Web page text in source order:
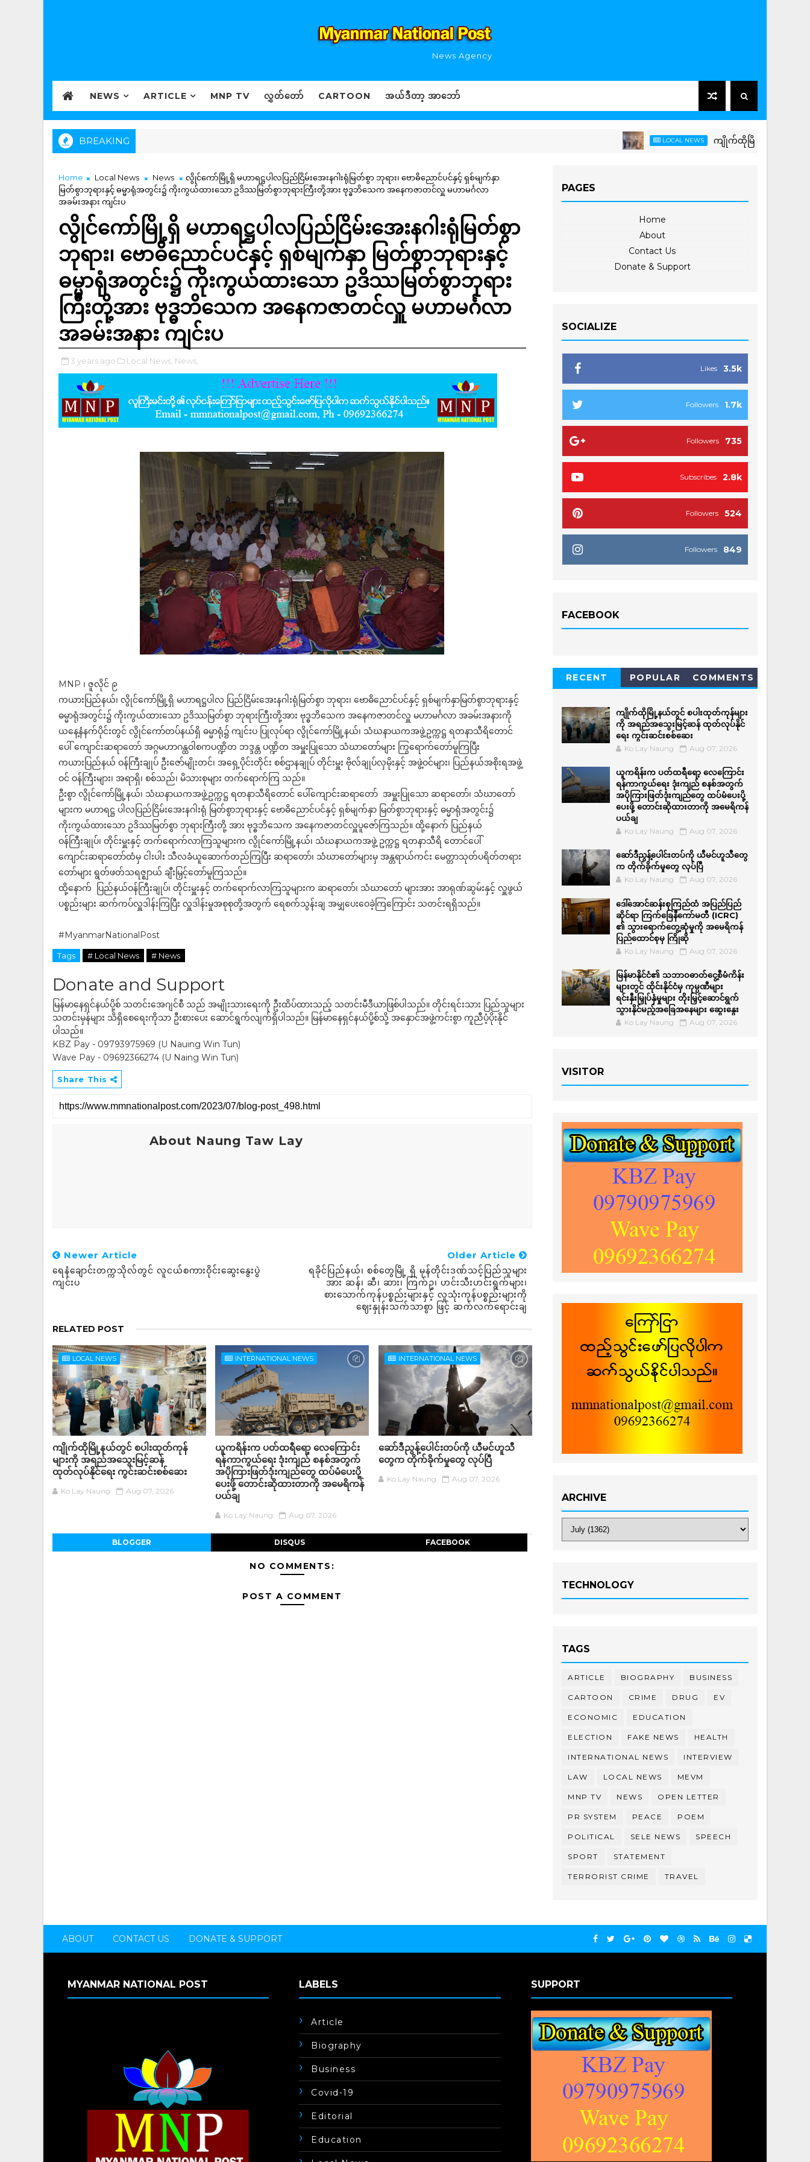
News Agency
NEWS ARTICLE MNP TV လွှတ်တော် CARTOON အယ်ဒီတာ့ အာဘော်
BREAKING LOCAL NEWS ကျိုက်ထိုမြို့နယ်တွင် စပါးထုတ်ကုန်
Home Local News News
လွိုင်ကော်မြို့ရှိ မဟာရဋ္ဌပါလပြည်ငြိမ်းအေးနဂါးရုံမြတ်စွာ ဘုရား၊ ဗောဓိညောင်ပင်နှင့် ရှစ်မျက်နှာ
မြတ်စွာဘုရားနှင့် ဓမ္မာရုံအတွင်း၌ ကိုးကွယ်ထားသော ဥဒိဿမြတ်စွာဘုရားကြီးတို့အား ဗုဒ္ဓဘိသေက အနေကဇာတင်လှူ မဟာမင်္ဂလာ
အခမ်းအနား ကျင်းပ
လွိုင်ကော်မြို့ရှိ မဟာရဋ္ဌပါလပြည်ငြိမ်းအေးနဂါးရုံမြတ်စွာ
ဘုရား၊ ဗောဓိညောင်ပင်နှင့် ရှစ်မျက်နှာ မြတ်စွာဘုရားနှင့်
ဓမ္မာရုံအတွင်း၌ ကိုးကွယ်ထားသော ဥဒိဿမြတ်စွာဘုရား
ကြီးတို့အား ဗုဒ္ဓဘိသေက အနေကဇာတင်လှူ မဟာမင်္ဂလာ
အခမ်းအနား ကျင်းပ
3 years ago Local News, News,
MNP ၊ ဇူလိုင် ၉
ကယားပြည်နယ်၊ လွိုင်ကော်မြို့ရှိ မဟာရဋ္ဌပါလ ပြည်ငြိမ်းအေးနဂါးရုံမြတ်စွာ ဘုရား၊ ဗောဓိညောင်ပင်နှင့် ရှစ်မျက်နှာမြတ်စွာဘုရားနှင့်
ဓမ္မာရုံအတွင်း၌ ကိုးကွယ်ထားသော ဥဒိဿမြတ်စွာ ဘုရားကြီးတို့အား ဗုဒ္ဓဘိသေက အနေကဇာတင်လှူ မဟာမင်္ဂလာ အခမ်းအနားကို
ယနေ့နံနက်ပိုင်းတွင် လွိုင်ကော်တပ်နယ်ရှိ ဓမ္မာရုံ၌ ကျင်းပ ပြုလုပ်ရာ လွိုင်ကော်မြို့နယ်၊ သံဃနာယကအဖွဲ့ဥက္ကဋ္ဌ ရတနာသီရိတောင်
ပေါ် ကျောင်းဆရာတော် အဂ္ဂမဟာဂန္ထဝါစကပဏ္ဍိတ ဘဒ္ဒန္တ ပဏ္ဍိတ အမှူးပြုသော သံဃာတော်များ ကြွရောက်တော်မူကြပြီး
ကယားပြည်နယ် ဝန်ကြီးချုပ် ဦးဇော်မျိုးတင်၊ အရှေ့ပိုင်းတိုင်း စစ်ဌာနချုပ် တိုင်းမှူး ဗိုလ်ချုပ်လှမိုးနှင့် အဖွဲ့ဝင်များ၊ ပြည်နယ်အစိုးရအဖွဲ့
ဝင် ဝန်ကြီးများ၊ အရာရှိ၊ စစ်သည်၊ မိသားစုများ တက်ရောက်ကြ သည်။
ဦးစွာ လွိုင်ကော်မြို့နယ်၊ သံဃနာယကအဖွဲ့ဥက္ကဋ္ဌ ရတနာသီရိတောင် ပေါ်ကျောင်းဆရာတော် အမှူးပြုသော ဆရာတော်၊ သံဃာတော်
များက မဟာရဋ္ဌ ပါလပြည်ငြိမ်းအေးနဂါးရုံ မြတ်စွာဘုရားနှင့် ဗောဓိညောင်ပင်နှင့် ရှစ်မျက်နှာ မြတ်စွာဘုရားနှင့် ဓမ္မာရုံအတွင်း၌
ကိုးကွယ်ထားသော ဥဒိဿမြတ်စွာ ဘုရားကြီးတို့ အား ဗုဒ္ဓဘိသေက အနေကဇာတင်လှူပူဇော်ကြသည်။ ထို့နောက် ပြည်နယ်
ဝန်ကြီးချုပ်၊ တိုင်းမှူးနှင့် တက်ရောက်လာကြသူများက လွိုင်ကော်မြို့နယ်၊ သံဃနာယကအဖွဲ့ ဥက္ကဋ္ဌ ရတနာသီရိ တောင်ပေါ်
ကျောင်းဆရာတော်ထံမှ ငါးပါး သီလခံယူဆောက်တည်ကြပြီး ဆရာတော်၊ သံဃာတော်များမှ အန္တရာယ်ကင်း မေတ္တာသုတ်ပရိတ်တရား
တော်များ ရွတ်ဖတ်သရဇ္ဈာယ် ချီးမြှင့်တော်မူကြသည်။
ထို့နောက် ပြည်နယ်ဝန်ကြီးချုပ်၊ တိုင်းမှူးနှင့် တက်ရောက်လာကြသူများက ဆရာတော်၊ သံဃာတော် များအား အာရုဏ်ဆွမ်းနှင့် လှူဖွယ်
ပစ္စည်းများ ဆက်ကပ်လှူဒါန်းကြပြီး လှူဒါန်းမှုအစုစုတို့အတွက် ရေစက်သွန်းချ အမျှပေးဝေခဲ့ကြကြောင်း သတင်းရရှိသည်။
#MyanmarNationalPost
Tags # Local News # News
Donate and Support
မြန်မာနေရှင်နယ်ပို့စ် သတင်းအေဂျင်စီ သည် အမျိုးသားရေးကို ဦးထိပ်ထားသည့် သတင်းမီဒီယာဖြစ်ပါသည်။ တိုင်းရင်းသား ပြည်သူများ
သတင်းမှန်များ သိရှိစေရေးကိုသာ ဦးစားပေး ဆောင်ရွက်လျက်ရှိပါသည်။ မြန်မာနေရှင်နယ်ပို့စ်သို့ အနှောင်အဖွဲ့ကင်းစွာ ကူညီပံ့ပိုးနိုင်
ပါသည်။
KBZ Pay - 09793975969 (U Nauing Win Tun)
Wave Pay - 09692366274 (U Naing Win Tun)
Share This
About Naung Taw Lay
Newer Article
ရေနံချောင်းတက္ကသိုလ်တွင် လူငယ်စကားဝိုင်းဆွေးနွေးပွဲ
ကျင်းပ
Older Article
ရခိုင်ပြည်နယ်၊ စစ်တွေမြို့ ရှိ မုန်တိုင်းဒဏ်သင့်ပြည်သူများ
အား ဆန်၊ ဆီ၊ ဆား၊ ကြက်ဥ၊ ဟင်းသီးဟင်းရွက်များ၊
စားသောက်ကုန်ပစ္စည်းများနှင့် လူသုံးကုန်ပစ္စည်းများကို
ဈေးနှုန်းသက်သာစွာ ဖြင့် ဆက်လက်ရောင်းချ
RELATED POST
LOCAL NEWS
ကျိုက်ထိုမြို့နယ်တွင် စပါးထုတ်ကုန်
များကို အရည်အ‌သွေးမြင့်ဆန်
ထုတ်လုပ်နိုင်ရေး ကွင်းဆင်းစစ်ဆေး
Ko Lay Naung Aug 07, 2026
INTERNATIONAL NEWS
ယူကရိန်းက ပတ်ထရီရော့ လေကြောင်း
ရန်ကာကွယ်ရေး ဒုံးကျည် စနစ်အတွက်
အပိုကြားဖြတ်ဒုံးကျည်တွေ ထပ်မံပေးပို့
ပေးဖို့ တောင်းဆိုထားတာကို အမေရိကန်
ပယ်ချ
Ko Lay Naung Aug 07, 2026
INTERNATIONAL NEWS
ဆော်ဒီညွန့်ပေါင်းတပ်ကို ယီမင်ဟူသီ
တွေက တိုက်ခိုက်မှုတွေ လုပ်ပြီ
Ko Lay Naung Aug 07, 2026
BLOGGER DISQUS FACEBOOK
NO COMMENTS:
POST A COMMENT
PAGES
Home
About
Contact Us
Donate & Support
SOCIALIZE
3.5k
Likes
1.7k
Followers
735
Followers
2.8k
Subscribes
524
Followers
849
Followers
FACEBOOK
RECENT POPULAR COMMENTS
ကျိုက်ထိုမြို့နယ်တွင် စပါးထုတ်ကုန်များ
ကို အရည်အ‌သွေးမြင့်ဆန် ထုတ်လုပ်နိုင်
ရေး ကွင်းဆင်းစစ်ဆေး
Ko Lay Naung Aug 07, 2026
ယူကရိန်းက ပတ်ထရီရော့ လေကြောင်း
ရန်ကာကွယ်ရေး ဒုံးကျည် စနစ်အတွက်
အပိုကြားဖြတ်ဒုံးကျည်တွေ ထပ်မံပေးပို့
ပေးဖို့ တောင်းဆိုထားတာကို အမေရိကန်
ပယ်ချ
Ko Lay Naung Aug 07, 2026
ဆော်ဒီညွန့်ပေါင်းတပ်ကို ယီမင်ဟူသီတွေ
က တိုက်ခိုက်မှုတွေ လုပ်ပြီ
Ko Lay Naung Aug 07, 2026
ဒေါ်အောင်ဆန်းစုကြည်ထံ အပြည်ပြည်
ဆိုင်ရာ ကြက်ခြေနီကော်မတီ (ICRC)
၏ သွားရောက်တွေ့ဆုံမှုကို အမေရိကန်
ပြည်ထောင်စုမှ ကြိုဆို
Ko Lay Naung Aug 07, 2026
မြန်မာနိုင်ငံ၏ သဘာဝဓာတ်ငွေ့စီမံကိန်း
များတွင် ထိုင်းနိုင်ငံမှ ကုမ္ပဏီများ
ရင်းနှီးမြှုပ်နှံမှုများ တိုးမြှင့်ဆောင်ရွက်
သွားနိုင်မည့်အခြေအနေများ ဆွေးနွေး
Ko Lay Naung Aug 07, 2026
VISITOR
ARCHIVE
TECHNOLOGY
TAGS
ARTICLE BIOGRAPHY BUSINESS
CARTOON CRIME DRUG EV
ECONOMIC EDUCATION
ELECTION FAKE NEWS HEALTH
INTERNATIONAL NEWS INTERVIEW
LAW LOCAL NEWS MEVM
MNP TV NEWS OPEN LETTER
PR SYSTEM PEACE POEM
POLITICAL SELE NEWS SPEECH
SPORT STATEMENT
TERRORIST CRIME TRAVEL
ABOUT CONTACT US DONATE & SUPPORT
MYANMAR NATIONAL POST LABELS
Article
Biography
Business
Covid-19
Editorial
Education
SUPPORT